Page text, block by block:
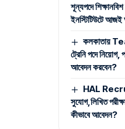
শূন্যপদে
ইনস্টিটিউটে
কলকাতায়
ট্রেনি পদে
আবেদন করবেন?
HAL
সুযোগ,লিখিত
কীভাবে আবেদন?